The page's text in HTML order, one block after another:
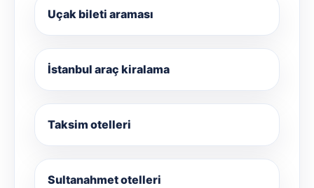
Uçak bileti araması
İstanbul araç kiralama
Taksim otelleri
Sultanahmet otelleri